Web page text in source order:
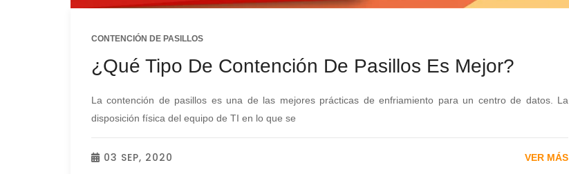
CONTENCIÓN DE PASILLOS
¿Qué Tipo De Contención De Pasillos Es Mejor?
La contención de pasillos es una de las mejores prácticas de enfriamiento para un centro de datos. La
disposición física del equipo de TI en lo que se
03 SEP, 2020 VER MÁS